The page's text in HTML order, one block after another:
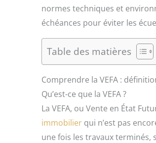
normes techniques et
échéances pour éviter les
Table des matières
Comprendre la VEFA :
Qu’est-ce que la VEFA ?
La VEFA, ou Vente en État
immobilier qui n’est pas
une fois les travaux terminés,